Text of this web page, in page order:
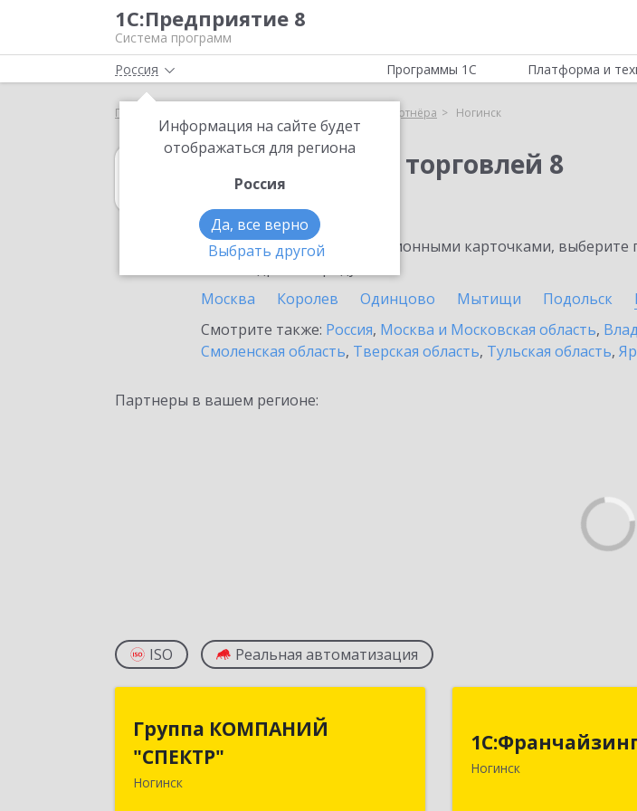
1С:Предприятие 8
Система программ
Россия
Информация на сайте будет
отображаться для региона
Россия
Да, все верно
Выбрать другой
Программы 1С Платформа и
Главная Выбор партнёра Ногинск
1С:Управление торговлей 8
в Ногинске
Ознакомьтесь с информационными карточками,
Москва
Королев Одинцово Мытищи Подольск
Смотрите также: Россия, Москва и Московская область,
Смоленская область, Тверская область, Тульская область,
Партнеры в вашем регионе:
ISO Реальная автоматизация
Группа КОМПАНИЙ
"СПЕКТР"
Ногинск
Группа КОМПАНИЙ
"СПЕКТР"
Ногинск
142400,